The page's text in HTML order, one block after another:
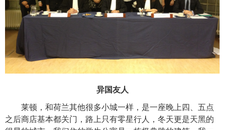
异国友人
莱顿，和荷兰其他很多小城一样，是一座晚上四、五点
之后商店基本都关门，路上只有零星行人，冬天更是天黑的